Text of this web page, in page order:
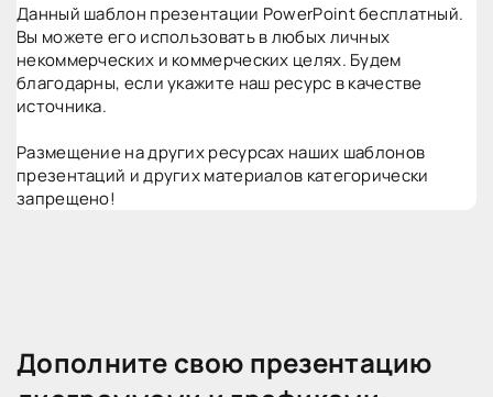
Данный шаблон презентации PowerPoint бесплатный.
Вы можете его использовать в любых личных
некоммерческих и коммерческих целях. Будем
благодарны, если укажите наш ресурс в качестве
источника.
Размещение на других ресурсах наших шаблонов
презентаций и других материалов категорически
запрещено!
Дополните свою презентацию